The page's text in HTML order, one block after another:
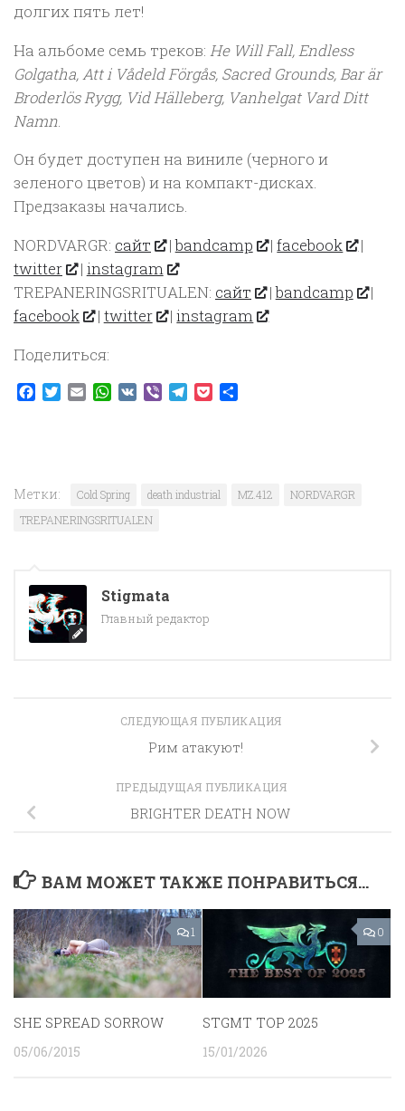
долгих пять лет!
На альбоме семь треков: He Will Fall, Endless
Golgatha, Att i Vådeld Förgås, Sacred Grounds, Bar är
Broderlös Rygg, Vid Hälleberg, Vanhelgat Vard Ditt
Namn.
Он будет доступен на виниле (черного и
зеленого цветов) и на компакт-дисках.
Предзаказы начались.
NORDVARGR: сайт |bandcamp |facebook
|
twitter
| instagram
TREPANERINGSRITUALEN: сайт |bandcamp
|
facebook
| twitter |instagram
Поделиться:
Facebook
TwitterEmailWhatsApp
VK ViberTelegram
Pocket
Метки: Cold Spring death industrial MZ.412
NORDVARGR
TREPANERINGSRITUALEN
Stigmata
Главный редактор
СЛЕДУЮЩАЯ ПУБЛИКАЦИЯ
Рим атакуют!
ПРЕДЫДУЩАЯ ПУБЛИКАЦИЯ
BRIGHTER DEATH NOW
ВАМ МОЖЕТ ТАКЖЕ ПОНРАВИТЬСЯ...
1
SHE SPREAD SORROW
05/06/2015
0
STGMT TOP 2025
15/01/2026